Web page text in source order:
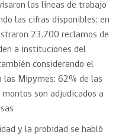
las líneas de trabajo
las cifras disponibles: en
23.700 reclamos de
a instituciones del
considerando el
las Mipymes: 62% de las
son adjudicados a
y la probidad se habló